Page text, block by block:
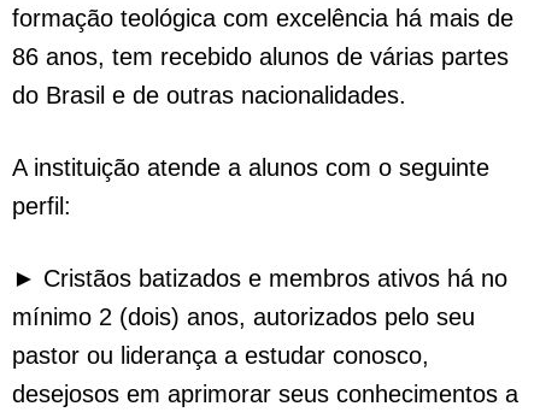
formação teológica com excelência há mais de
86 anos, tem recebido alunos de várias partes
do Brasil e de outras nacionalidades.
A instituição atende a alunos com o seguinte
perfil:
► Cristãos batizados e membros ativos há no
mínimo 2 (dois) anos, autorizados pelo seu
pastor ou liderança a estudar conosco,
desejosos em aprimorar seus conhecimentos a